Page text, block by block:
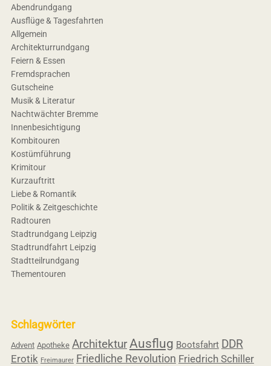
Abendrundgang
Ausflüge & Tagesfahrten
Allgemein
Architekturrundgang
Feiern & Essen
Fremdsprachen
Gutscheine
Musik & Literatur
Nachtwächter Bremme
Innenbesichtigung
Kombitouren
Kostümführung
Krimitour
Kurzauftritt
Liebe & Romantik
Politik & Zeitgeschichte
Radtouren
Stadtrundgang Leipzig
Stadtrundfahrt Leipzig
Stadtteilrundgang
Thementouren
Schlagwörter
Advent Apotheke Architektur Ausflug Bootsfahrt DDR
Erotik Freimaurer Friedliche Revolution Friedrich Schiller